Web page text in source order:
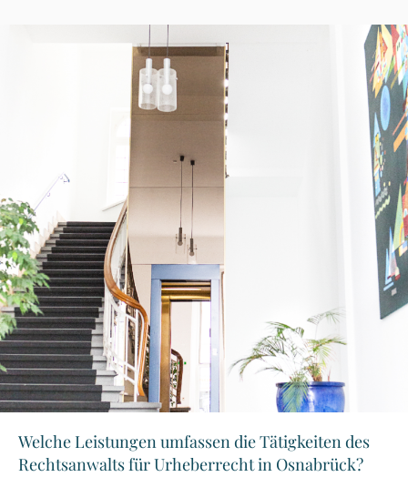
Welche Leistungen umfassen die Tätigkeiten des
Rechtsanwalts für Urheberrecht in Osnabrück?